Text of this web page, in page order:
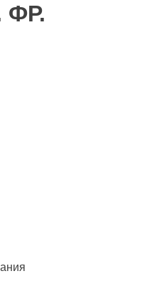
ФР.